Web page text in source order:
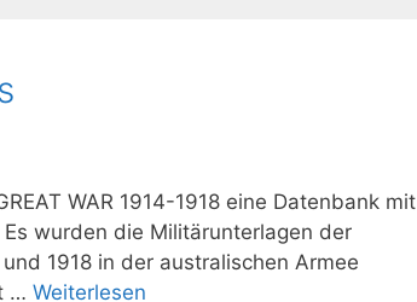
WAR 1914-1918 eine Datenbank mit
wurden die Militärunterlagen der
1918 in der australischen Armee
… Weiterlesen